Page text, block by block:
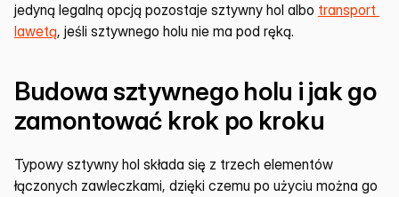
jedyną legalną opcją pozostaje sztywny hol albo transport
lawetą, jeśli sztywnego holu nie ma pod ręką.
Budowa sztywnego holu i jak go
zamontować krok po kroku
Typowy sztywny hol składa się z trzech elementów
łączonych zawleczkami, dzięki czemu po użyciu można go